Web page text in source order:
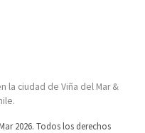
la ciudad de Viña del Mar &
2026. Todos los derechos